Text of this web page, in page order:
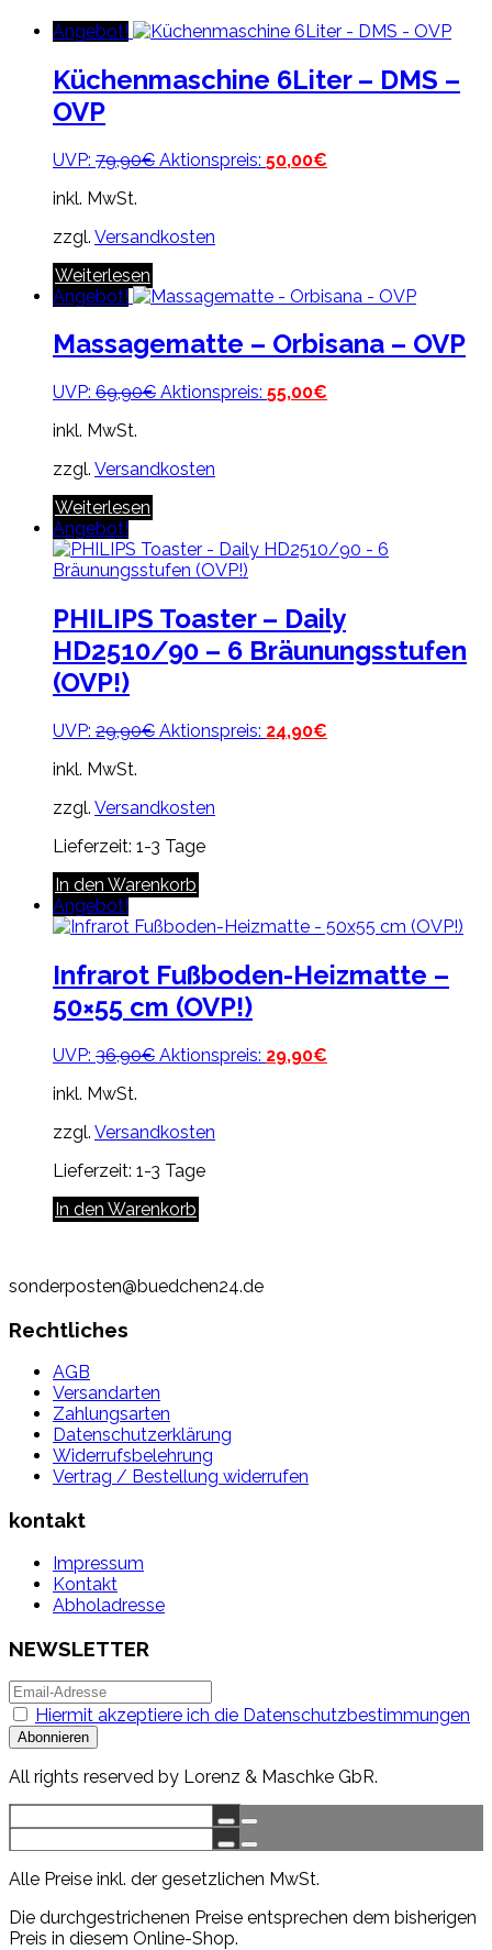
Angebot!
Küchenmaschine 6Liter – DMS –
OVP
UVP: 79,90€ Ursprünglicher
Aktionspreis: 50,00€
inkl. MwSt.
zzgl. Versandkosten
Weiterlesen
Angebot!
Massagematte – Orbisana – OVP
UVP: 69,90€ Ursprünglicher
Aktionspreis: 55,00€
inkl. MwSt.
zzgl. Versandkosten
Weiterlesen
Angebot!
PHILIPS Toaster – Daily
HD2510/90 – 6 Bräunungsstufen
(OVP!)
UVP: 29,90€ Ursprünglicher
Aktionspreis: 24,90€
inkl. MwSt.
zzgl. Versandkosten
Lieferzeit: 1-3 Tage
In den Warenkorb
Angebot!
Infrarot Fußboden-Heizmatte –
50×55 cm (OVP!)
UVP: 36,90€ Ursprünglicher
Aktionspreis: 29,90€
inkl. MwSt.
zzgl. Versandkosten
Lieferzeit: 1-3 Tage
In den Warenkorb
sonderposten@buedchen24.de
Rechtliches
AGB
Versandarten
Zahlungsarten
Datenschutzerklärung
Widerrufsbelehrung
Vertrag / Bestellung widerrufen
kontakt
Impressum
Kontakt
Abholadresse
NEWSLETTER
Hiermit akzeptiere ich die Datenschutzbestimmungen
All rights reserved by Lorenz & Maschke GbR.
Alle Preise inkl. der gesetzlichen MwSt.
Die durchgestrichenen Preise entsprechen dem bisherigen
Preis in diesem Online-Shop.